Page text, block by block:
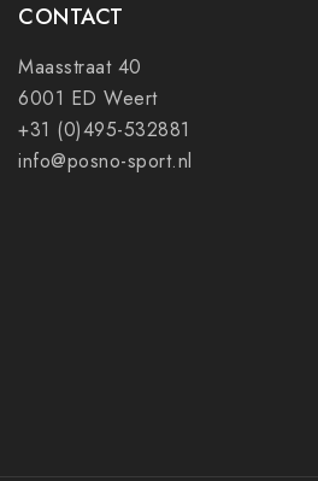
CONTACT
Maasstraat 40
6001 ED Weert
+31 (0)495-532881
info@posno-sport.nl